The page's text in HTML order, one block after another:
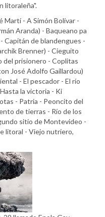
litoraleña".
Martí - A Simón Bolívar -
Aranda) - Baqueano pa
Capitán de blandengues -
Brenner) - Cieguito
del prisionero - Coplitas
José Adolfo Gaillardou)
- El pescador - El río
la victoria - Ki
- Patria - Peoncito del
de tierras - Río de los
sitio de Montevideo -
litoral - Viejo nutriero,